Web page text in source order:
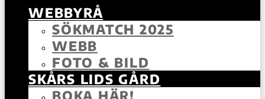
WEBBYRÅ
SÖKMATCH 2025
WEBB
FOTO & BILD
SKÅRS LIDS GÅRD
BOKA HÄR!